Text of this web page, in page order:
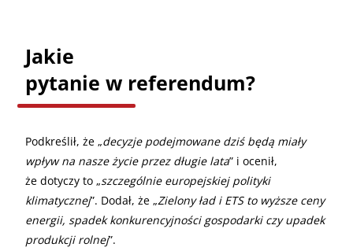
Jakie
pytanie w referendum?
Podkreślił, że „decyzje podejmowane dziś będą miały
wpływ na nasze życie przez długie lata” i ocenił,
że dotyczy to „szczególnie europejskiej polityki
klimatycznej”. Dodał, że „Zielony ład i ETS to wyższe ceny
energii, spadek konkurencyjności gospodarki czy upadek
produkcji rolnej”.